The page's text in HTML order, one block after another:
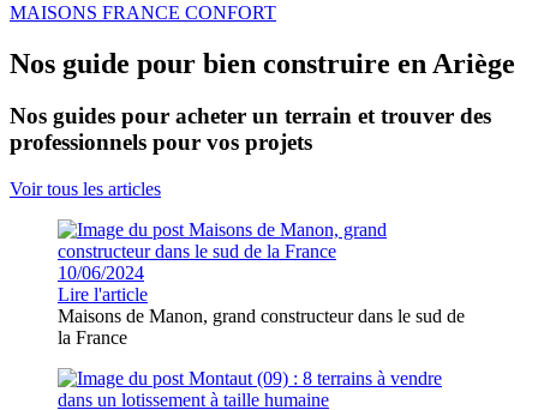
MAISONS FRANCE CONFORT
Nos guide pour bien construire en Ariège
Nos guides pour acheter un terrain et trouver des
professionnels pour vos projets
Voir tous les articles
10/06/2024
Lire l'article
Maisons de Manon, grand constructeur dans le sud de
la France